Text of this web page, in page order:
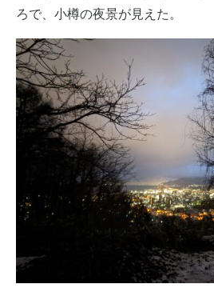
ろで、小樽の夜景が見えた。